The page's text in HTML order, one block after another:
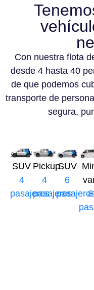
Con nuestra flota
desde 4 hasta 40
de que podemos
transporte de
segura,
SUV
4
pasajeros
Pickup
4
pasajeros
SUV
6
8